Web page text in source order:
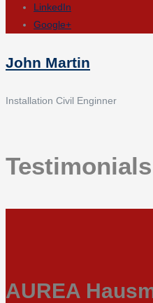
LinkedIn
Google+
John Martin
Installation Civil Enginner
Testimonials
AUREA